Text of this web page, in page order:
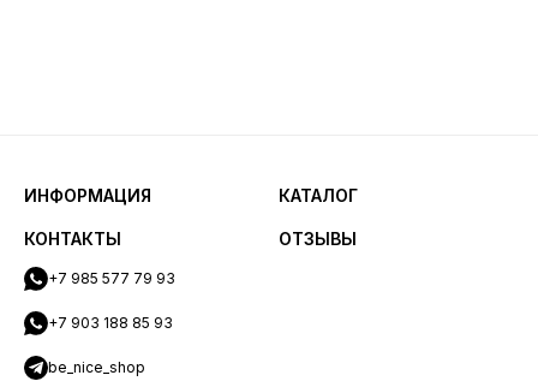
ИНФОРМАЦИЯ КАТАЛОГ
КОНТАКТЫ
+7 985 577 79 93
+7 903 188 85 93
be_nice_shop
ОТЗЫВЫ